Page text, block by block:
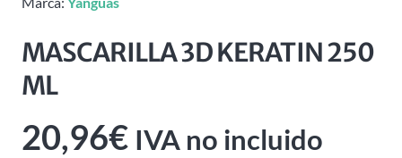
MASCARILLA 3D KERATIN 250
ML
20,96€ IVA no incluido